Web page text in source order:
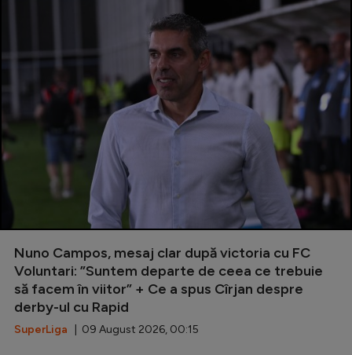
Nuno Campos, mesaj clar după victoria cu FC
Voluntari: ”Suntem departe de ceea ce trebuie
să facem în viitor” + Ce a spus Cîrjan despre
derby-ul cu Rapid
SuperLiga | 09 August 2026, 00:15